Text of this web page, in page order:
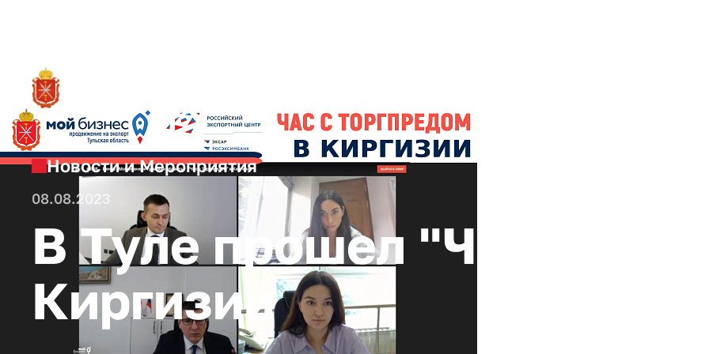
Новости и Мероприятия
08.08.2023
В Туле прошел "Час с
Киргизии